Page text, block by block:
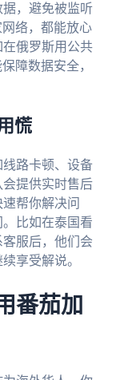
，避免被监听
络，都能放心
俄罗斯用公共
障数据安全，
慌
路卡顿、设备
提供实时售后
帮你解决问
比如在泰国看
服后，他们会
享受解说。
番茄加